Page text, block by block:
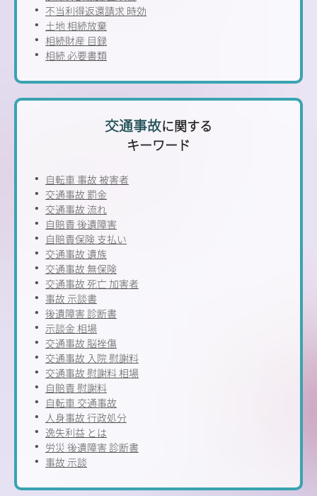
不当利得返還請求 時効
土地 相続放棄
相続財産 目録
相続 必要書類
交通事故に関する
キーワード
自転車 事故 被害者
交通事故 罰金
交通事故 流れ
自賠責 後遺障害
自賠責保険 支払い
交通事故 遺族
交通事故 無保険
交通事故 死亡 加害者
事故 示談書
後遺障害 診断書
示談金 相場
交通事故 脳挫傷
交通事故 入院 慰謝料
交通事故 慰謝料 相場
自賠責 慰謝料
自転車 交通事故
人身事故 行政処分
逸失利益 とは
労災 後遺障害 診断書
事故 示談